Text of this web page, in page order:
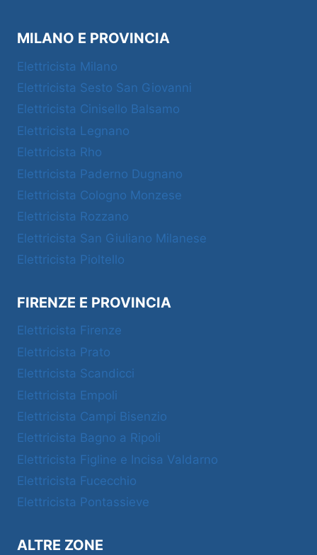
MILANO E PROVINCIA
Elettricista Milano
Elettricista Sesto San Giovanni
Elettricista Cinisello Balsamo
Elettricista Legnano
Elettricista Rho
Elettricista Paderno Dugnano
Elettricista Cologno Monzese
Elettricista Rozzano
Elettricista San Giuliano Milanese
Elettricista Pioltello
FIRENZE E PROVINCIA
Elettricista Firenze
Elettricista Prato
Elettricista Scandicci
Elettricista Empoli
Elettricista Campi Bisenzio
Elettricista Bagno a Ripoli
Elettricista Figline e Incisa Valdarno
Elettricista Fucecchio
Elettricista Pontassieve
ALTRE ZONE